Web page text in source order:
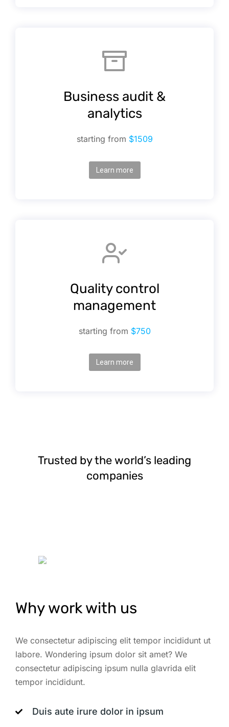
Business audit &
analytics
starting from $1509
Learn more
Quality control
management
starting from $750
Learn more
Trusted by the world’s leading
companies
Why work with us
We consectetur adipiscing elit tempor incididunt ut
labore. Wondering ipsum dolor sit amet? We
consectetur adipiscing ipsum nulla glavrida elit
tempor incididunt.
Duis aute irure dolor in ipsum